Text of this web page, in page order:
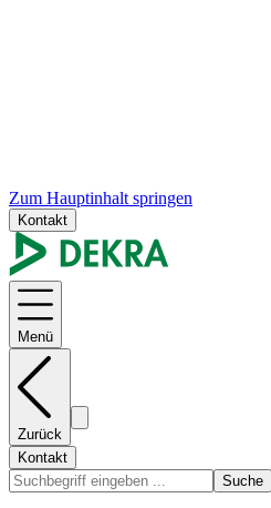
Zum Hauptinhalt springen
Kontakt
Menü
Zurück
Kontakt
Suche